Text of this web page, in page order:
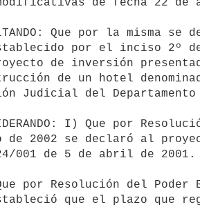
Que por la misma
por el inciso 2º
de inversión
de un hotel
Judicial del
I) Que por
de 2002 se declaró al
001 de 5 de abril de 2001.
por Resolución del Poder
que el plazo que